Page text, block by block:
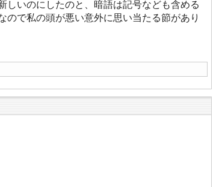
しいのにしたのと、暗語は記号なども含める
で私の頭が悪い意外に思い当たる節があり